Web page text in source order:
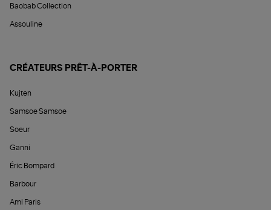
Baobab Collection
Assouline
CRÉATEURS PRÊT-À-PORTER
Kujten
Samsoe Samsoe
Soeur
Ganni
Éric Bompard
Barbour
Ami Paris